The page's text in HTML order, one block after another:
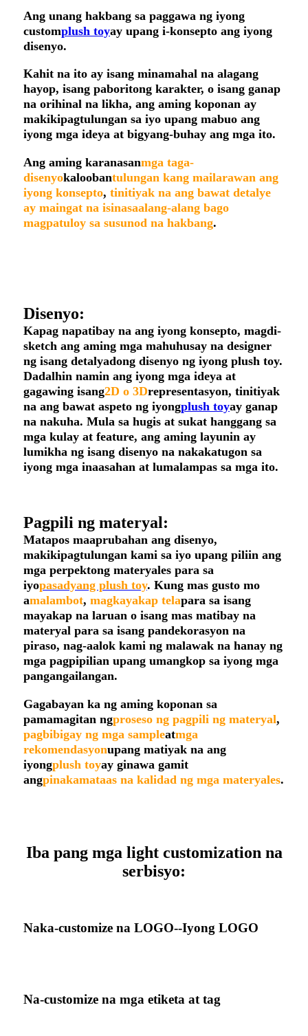
Ang unang hakbang sa paggawa ng iyong
customplush toyay upang i-konsepto ang iyong
disenyo.
Kahit na ito ay isang minamahal na alagang
hayop, isang paboritong karakter, o isang ganap
na orihinal na likha, ang aming koponan ay
makikipagtulungan sa iyo upang mabuo ang
iyong mga ideya at bigyang-buhay ang mga ito.
Ang aming karanasanmga taga-
disenyokaloobantulungan kang mailarawan ang
iyong konsepto, tinitiyak na ang bawat detalye
ay maingat na isinasaalang-alang bago
magpatuloy sa susunod na hakbang.
Disenyo:
Kapag napatibay na ang iyong konsepto, magdi-
sketch ang aming mga mahuhusay na designer
ng isang detalyadong disenyo ng iyong plush toy.
Dadalhin namin ang iyong mga ideya at
gagawing isang2D o 3Drepresentasyon, tinitiyak
na ang bawat aspeto ng iyongplush toyay ganap
na nakuha. Mula sa hugis at sukat hanggang sa
mga kulay at feature, ang aming layunin ay
lumikha ng isang disenyo na nakakatugon sa
iyong mga inaasahan at lumalampas sa mga ito.
Pagpili ng materyal:
Matapos maaprubahan ang disenyo,
makikipagtulungan kami sa iyo upang piliin ang
mga perpektong materyales para sa
iyopasadyang plush toy. Kung mas gusto mo
amalambot, magkayakap telapara sa isang
mayakap na laruan o isang mas matibay na
materyal para sa isang pandekorasyon na
piraso, nag-aalok kami ng malawak na hanay ng
mga pagpipilian upang umangkop sa iyong mga
pangangailangan.
Gagabayan ka ng aming koponan sa
pamamagitan ngproseso ng pagpili ng materyal,
pagbibigay ng mga sampleatmga
rekomendasyonupang matiyak na ang
iyongplush toyay ginawa gamit
angpinakamataas na kalidad ng mga materyales.
Iba pang mga light customization na
serbisyo:
Naka-customize na LOGO--Iyong LOGO
Na-customize na mga etiketa at tag